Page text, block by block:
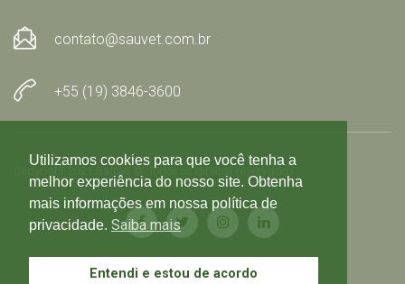
contato@sauvet.com.br
+55 (19) 3846-3600
Copyright 2021 Sauvet © Todos os direitos reservados
Política de privacidade
Utilizamos cookies para que você tenha a
melhor experiência do nosso site. Obtenha
mais informações em nossa política de
privacidade. Saiba mais
Entendi e estou de acordo